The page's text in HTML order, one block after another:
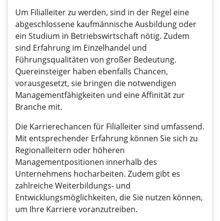
Um Filialleiter zu werden, sind in der Regel eine
abgeschlossene kaufmännische Ausbildung oder
ein Studium in Betriebswirtschaft nötig. Zudem
sind Erfahrung im Einzelhandel und
Führungsqualitäten von großer Bedeutung.
Quereinsteiger haben ebenfalls Chancen,
vorausgesetzt, sie bringen die notwendigen
Managementfähigkeiten und eine Affinität zur
Branche mit.
Die Karrierechancen für Filialleiter sind umfassend.
Mit entsprechender Erfahrung können Sie sich zu
Regionalleitern oder höheren
Managementpositionen innerhalb des
Unternehmens hocharbeiten. Zudem gibt es
zahlreiche Weiterbildungs- und
Entwicklungsmöglichkeiten, die Sie nutzen können,
um Ihre Karriere voranzutreiben.